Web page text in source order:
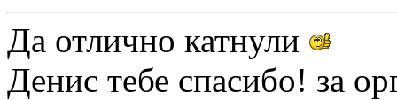
Да отлично катнули
Денис тебе спасибо! за